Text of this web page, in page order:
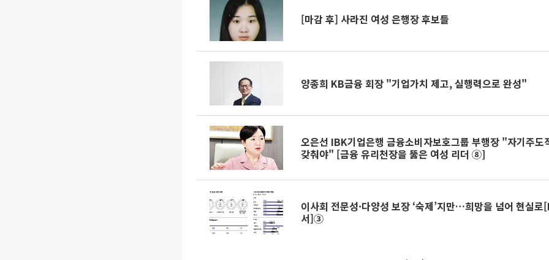
[마감 후] 사라진 여성 은행장 후보들
양종희 KB금융 회장 "기업가치 제고, 실행력으로 완성"
오은선 IBK기업은행 금융소비자보호그룹 부행장 "자기주도
갖춰야" [금융 유리천장을 뚫은 여성 리더 ⑧]
이사회 전문성·다양성 보장 ‘숙제’지만…희망을 넘어 현실
서]③